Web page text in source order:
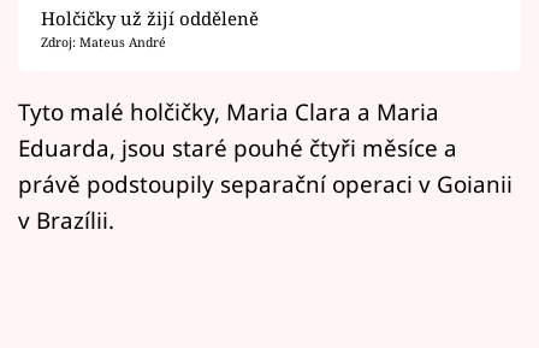
Pořady
Mámy sobě
Přihlášení
Holčičky už žijí odděleně
Zdroj: Mateus André
Tyto malé holčičky, Maria Clara a Maria
Eduarda, jsou staré pouhé čtyři měsíce a
právě podstoupily separační operaci v Goianii
v Brazílii.